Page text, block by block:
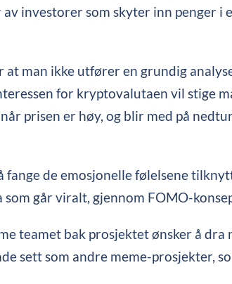
investorer som skyter inn penger
at man ikke utfører en grundig
for kryptovalutaen vil stige
prisen er høy, og blir med på
fange de emosjonelle følelsene
går viralt, gjennom FOMO-
teamet bak prosjektet ønsker å
sett som andre meme-prosjekter,